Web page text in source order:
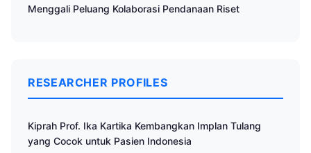
Menggali Peluang Kolaborasi Pendanaan Riset
RESEARCHER PROFILES
Kiprah Prof. Ika Kartika Kembangkan Implan Tulang
yang Cocok untuk Pasien Indonesia